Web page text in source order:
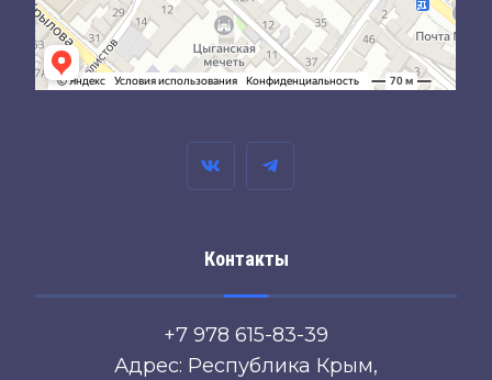
Контакты
+7 978 615-83-39
Адрес: Республика Крым,